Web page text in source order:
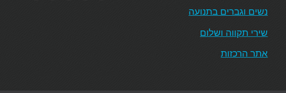
נשים וגברים בתנועה
שירי תקווה ושלום
אתר הרכזות